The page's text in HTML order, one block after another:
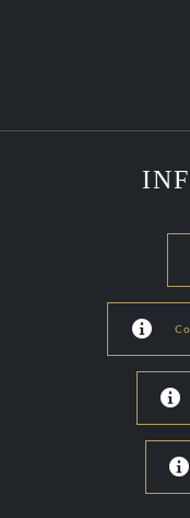


